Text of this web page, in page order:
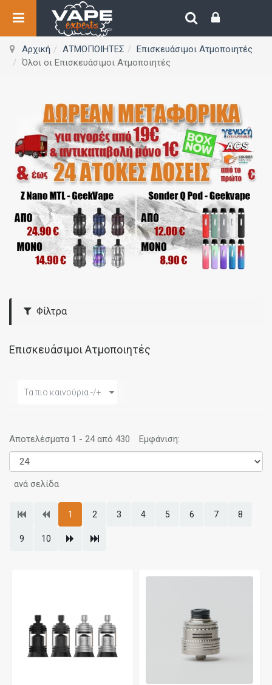
Αρχική ΑΤΜΟΠΟΙΗΤΕΣ
Επισκευάσιμοι Ατμοποιητές
Όλοι οι Επισκευάσιμοι Ατμοποιητές
Φίλτρα
Επισκευάσιμοι Ατμοποιητές
Τα πιο καινούρια -/+
Αποτελέσματα 1 - 24 από 430 Εμφάνιση:
ανά σελίδα
1 2 3 4 5 6 7 8
9 10